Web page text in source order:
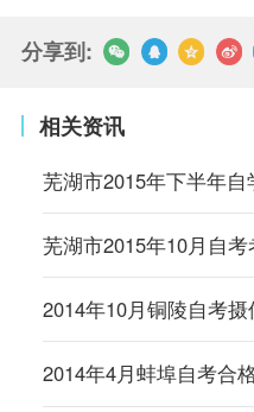
分享到:
相关资讯
芜湖市2015年下半年
芜湖市2015年10月自
2014年10月铜陵自考
2014年4月蚌埠自考合